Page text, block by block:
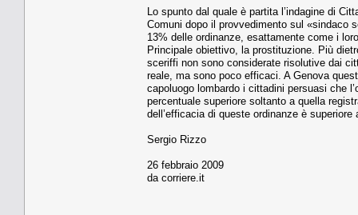
Lo spunto dal quale è partita l’indagine di
Comuni dopo il provvedimento sul «sindaco
13% delle ordinanze, esattamente come i
Principale obiettivo, la prostituzione. Più
sceriffi non sono considerate risolutive dai
reale, ma sono poco efficaci. A Genova
capoluogo lombardo i cittadini persuasi che
percentuale superiore soltanto a quella
dell’efficacia di queste ordinanze è
Sergio Rizzo
26 febbraio 2009
da corriere.it